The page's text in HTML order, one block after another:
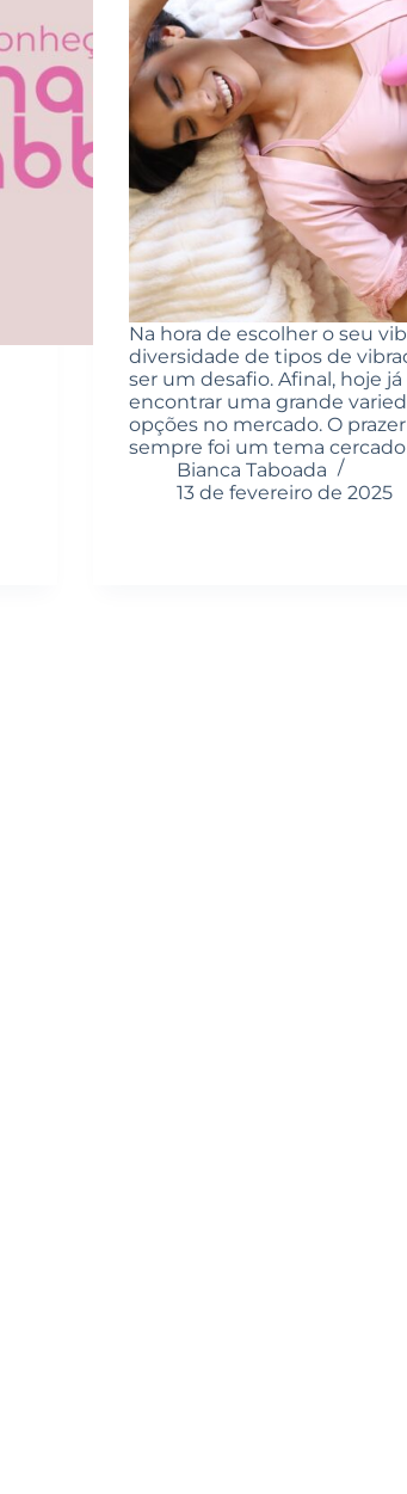
Na hora de escolher o seu
diversidade de tipos de
ser um desafio. Afinal, hoje já
encontrar uma grande
opções no mercado. O
sempre foi um tema
Bianca Taboada
13 de fevereiro de 2025